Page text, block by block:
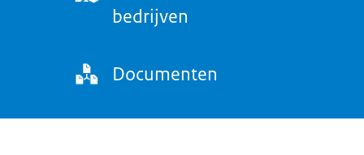
bedrijven
Documenten